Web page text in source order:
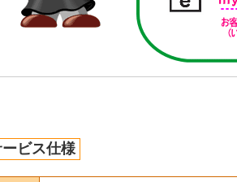
ビス仕様